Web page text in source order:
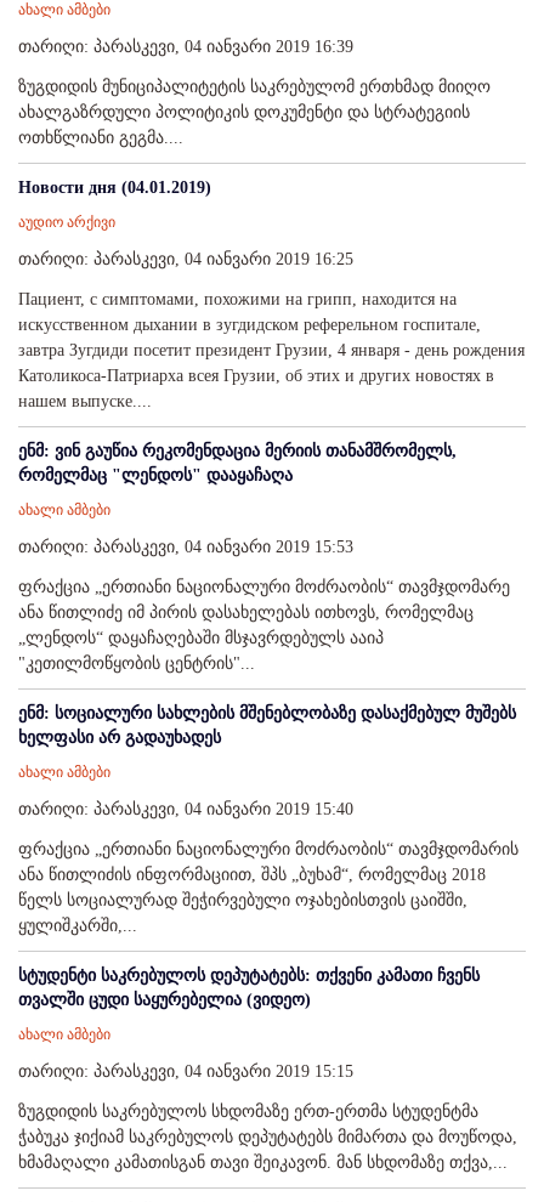
ახალი ამბები
თარიღი: პარასკევი, 04 იანვარი 2019 16:39
ზუგდიდის მუნიციპალიტეტის საკრებულომ ერთხმად მიიღო
ახალგაზრდული პოლიტიკის დოკუმენტი და სტრატეგიის
ოთხწლიანი გეგმა....
Новости дня (04.01.2019)
აუდიო არქივი
თარიღი: პარასკევი, 04 იანვარი 2019 16:25
Пациент, с симптомами, похожими на грипп, находится на
искусственном дыхании в зугдидском реферельном госпитале,
завтра Зугдиди посетит президент Грузии, 4 января - день рождения
Католикоса-Патриарха всея Грузии, об этих и других новостях в
нашем выпуске....
ენმ: ვინ გაუწია რეკომენდაცია მერიის თანამშრომელს,
რომელმაც "ლენდოს" დააყაჩაღა
ახალი ამბები
თარიღი: პარასკევი, 04 იანვარი 2019 15:53
ფრაქცია „ერთიანი ნაციონალური მოძრაობის“ თავმჯდომარე
ანა წითლიძე იმ პირის დასახელებას ითხოვს, რომელმაც
„ლენდოს“ დაყაჩაღებაში მსჯავრდებულს ააიპ
"კეთილმოწყობის ცენტრის"...
ენმ: სოციალური სახლების მშენებლობაზე დასაქმებულ მუშებს
ხელფასი არ გადაუხადეს
ახალი ამბები
თარიღი: პარასკევი, 04 იანვარი 2019 15:40
ფრაქცია „ერთიანი ნაციონალური მოძრაობის“ თავმჯდომარის
ანა წითლიძის ინფორმაციით, შპს „ბუხამ“, რომელმაც 2018
წელს სოციალურად შეჭირვებული ოჯახებისთვის ცაიშში,
ყულიშკარში,...
სტუდენტი საკრებულოს დეპუტატებს: თქვენი კამათი ჩვენს
თვალში ცუდი საყურებელია (ვიდეო)
ახალი ამბები
თარიღი: პარასკევი, 04 იანვარი 2019 15:15
ზუგდიდის საკრებულოს სხდომაზე ერთ-ერთმა სტუდენტმა
ჭაბუკა ჯიქიამ საკრებულოს დეპუტატებს მიმართა და მოუწოდა,
ხმამაღალი კამათისგან თავი შეიკავონ. მან სხდომაზე თქვა,...